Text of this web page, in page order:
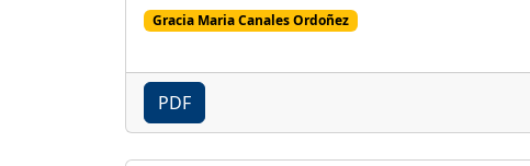
Gracia Maria Canales Ordoñez
PDF